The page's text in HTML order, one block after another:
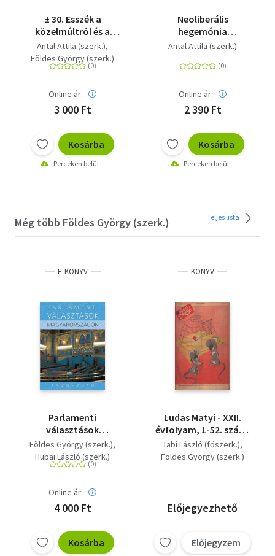
± 30. Esszék a
közelmúltról és a
közeljövőről
Antal Attila (szerk.)
Földes György (szerk.)
Online ár:
3 000 Ft
Kosárba
Perceken belül
Neoliberális
hegemónia
Magyarországon
Antal Attila (szerk.)
Online ár:
2 390 Ft
Kosárba
Perceken belül
Még több Földes György (szerk.) Teljes lista
E-KÖNYV
Parlamenti
választások
Magyarországon,
1920–2010
Földes György (szerk.)
Hubai László (szerk.)
Online ár:
4 000 Ft
Kosárba
KÖNYV
Ludas Matyi - XXII.
évfolyam, 1-52. szám,
1966 (egybekötve) +
egyebek
Tabi László (főszerk.)
Földes György (szerk.)
Előjegyezhető
Előjegyzem